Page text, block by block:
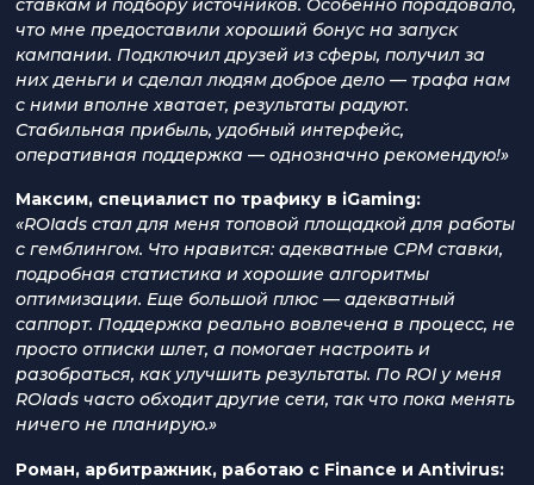
ставкам и подбору источников. Особенно порадовало,
что мне предоставили хороший бонус на запуск
кампании. Подключил друзей из сферы, получил за
них деньги и сделал людям доброе дело — трафа нам
с ними вполне хватает, результаты радуют.
Стабильная прибыль, удобный интерфейс,
оперативная поддержка — однозначно рекомендую!»
Максим, специалист по трафику в iGaming:
«ROIads стал для меня топовой площадкой для работы
с гемблингом. Что нравится: адекватные CPM ставки,
подробная статистика и хорошие алгоритмы
оптимизации. Еще большой плюс — адекватный
саппорт. Поддержка реально вовлечена в процесс, не
просто отписки шлет, а помогает настроить и
разобраться, как улучшить результаты. По ROI у меня
ROIads часто обходит другие сети, так что пока менять
ничего не планирую.»
Роман, арбитражник, работаю с Finance и Antivirus: